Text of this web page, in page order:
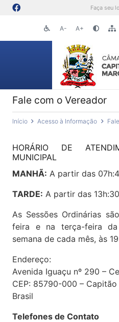
Faça seu
A- A+
Fale com o Vereador
Início Acesso à Informação
HORÁRIO DE
MUNICIPAL
MANHÃ: A partir das
TARDE: A partir das
As Sessões Ordinárias
feira e na terça-feira
semana de cada mês, às
Endereço:
Avenida Iguaçu nº 290 –
CEP: 85790-000 –
Brasil
Telefones de Contato